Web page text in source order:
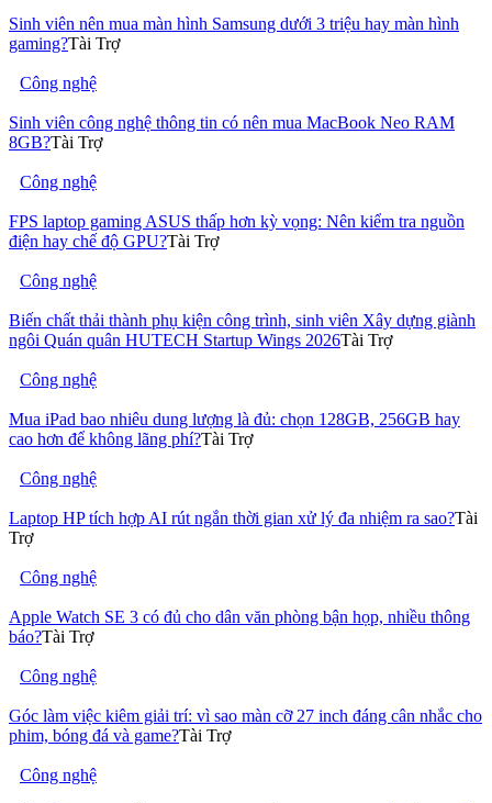
Sinh viên nên mua màn hình Samsung dưới 3 triệu hay màn hình
gaming?Tài Trợ
Công nghệ
Sinh viên công nghệ thông tin có nên mua MacBook Neo RAM
8GB?Tài Trợ
Công nghệ
FPS laptop gaming ASUS thấp hơn kỳ vọng: Nên kiểm tra nguồn
điện hay chế độ GPU?Tài Trợ
Công nghệ
Biến chất thải thành phụ kiện công trình, sinh viên Xây dựng giành
ngôi Quán quân HUTECH Startup Wings 2026Tài Trợ
Công nghệ
Mua iPad bao nhiêu dung lượng là đủ: chọn 128GB, 256GB hay
cao hơn để không lãng phí?Tài Trợ
Công nghệ
Laptop HP tích hợp AI rút ngắn thời gian xử lý đa nhiệm ra sao?Tài
Trợ
Công nghệ
Apple Watch SE 3 có đủ cho dân văn phòng bận họp, nhiều thông
báo?Tài Trợ
Công nghệ
Góc làm việc kiêm giải trí: vì sao màn cỡ 27 inch đáng cân nhắc cho
phim, bóng đá và game?Tài Trợ
Công nghệ